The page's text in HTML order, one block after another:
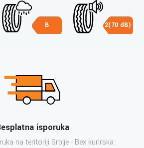
B 2(70 dB)
isporuka
na teritoriji Srbije - Bex kurirska